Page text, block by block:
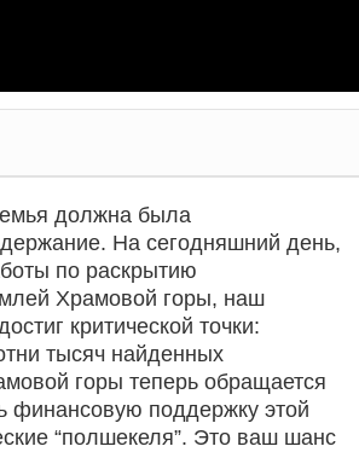
должна была
На сегодняшний день,
по раскрытию
Храмовой горы, наш
критической точки:
тысяч найденных
горы теперь обращается
финансовую поддержку этой
“полшекеля”. Это ваш шанс